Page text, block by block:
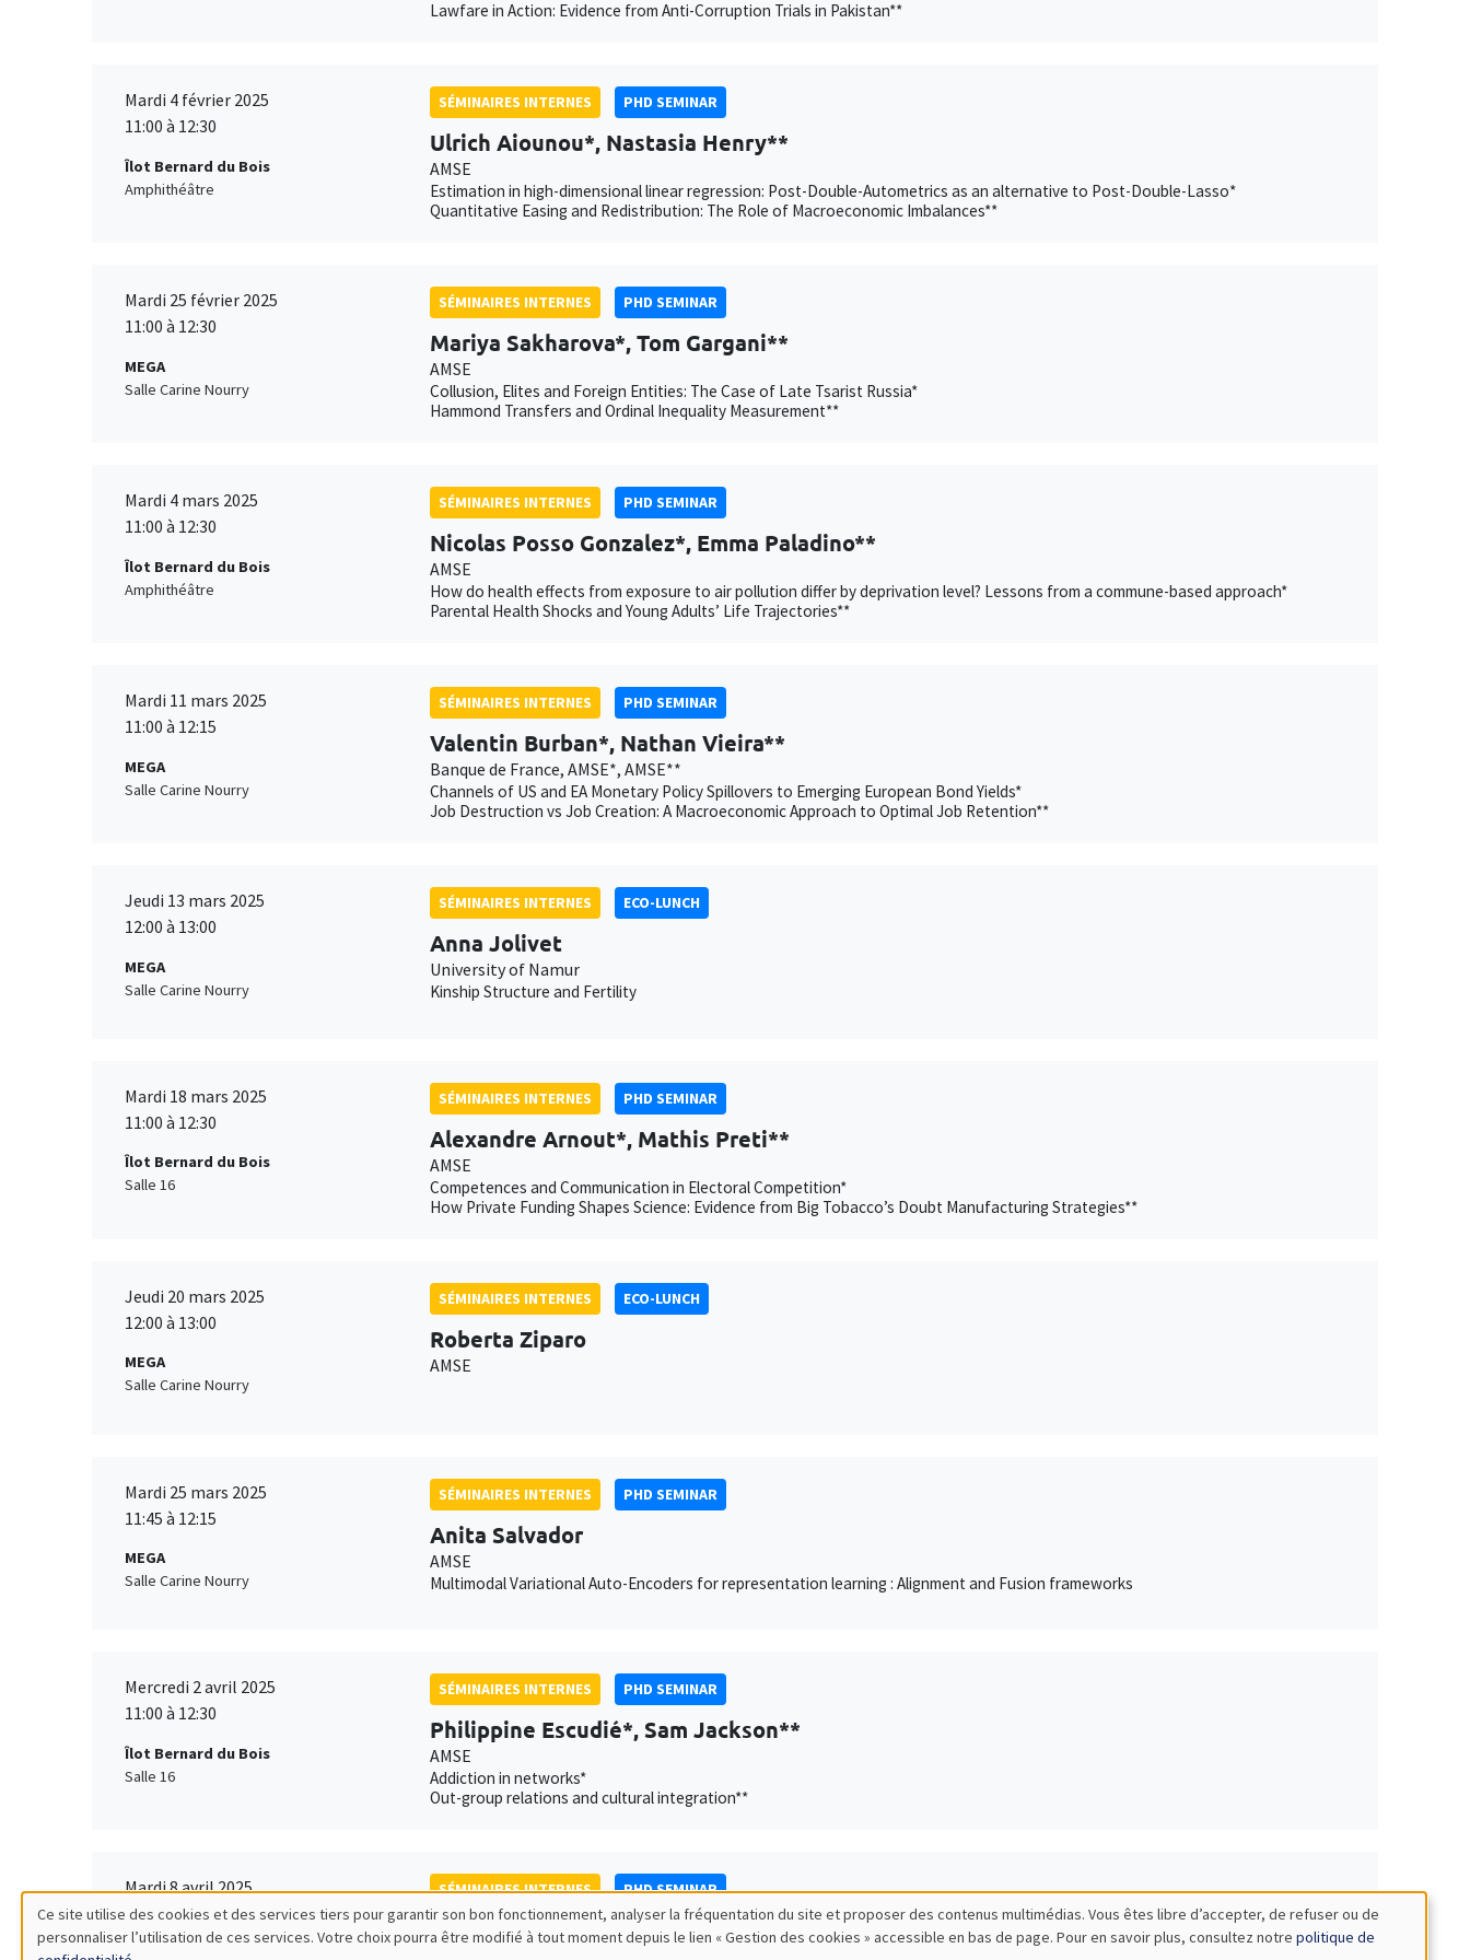
Lawfare in Action: Evidence from Anti-Corruption Trials in Pakistan**
Mardi 4 février 2025
11:00 à 12:30
Îlot Bernard du Bois
Amphithéâtre
SÉMINAIRES INTERNES PHD SEMINAR
Ulrich Aiounou*, Nastasia Henry**
AMSE
Estimation in high-dimensional linear regression: Post-Double-Autometrics as an alternative to Post-Double-Lasso*
Quantitative Easing and Redistribution: The Role of Macroeconomic Imbalances**
Mardi 25 février 2025
11:00 à 12:30
MEGA
Salle Carine Nourry
SÉMINAIRES INTERNES PHD SEMINAR
Mariya Sakharova*, Tom Gargani**
AMSE
Collusion, Elites and Foreign Entities: The Case of Late Tsarist Russia*
Hammond Transfers and Ordinal Inequality Measurement**
Mardi 4 mars 2025
11:00 à 12:30
Îlot Bernard du Bois
Amphithéâtre
SÉMINAIRES INTERNES PHD SEMINAR
Nicolas Posso Gonzalez*, Emma Paladino**
AMSE
How do health effects from exposure to air pollution differ by deprivation level? Lessons from a commune-based approach*
Parental Health Shocks and Young Adults’ Life Trajectories**
Mardi 11 mars 2025
11:00 à 12:15
MEGA
Salle Carine Nourry
SÉMINAIRES INTERNES PHD SEMINAR
Valentin Burban*, Nathan Vieira**
Banque de France, AMSE*, AMSE**
Channels of US and EA Monetary Policy Spillovers to Emerging European Bond Yields*
Job Destruction vs Job Creation: A Macroeconomic Approach to Optimal Job Retention**
Jeudi 13 mars 2025
12:00 à 13:00
MEGA
Salle Carine Nourry
SÉMINAIRES INTERNES ECO-LUNCH
Anna Jolivet
University of Namur
Kinship Structure and Fertility
Mardi 18 mars 2025
11:00 à 12:30
Îlot Bernard du Bois
Salle 16
SÉMINAIRES INTERNES PHD SEMINAR
Alexandre Arnout*, Mathis Preti**
AMSE
Competences and Communication in Electoral Competition*
How Private Funding Shapes Science: Evidence from Big Tobacco’s Doubt Manufacturing Strategies**
Jeudi 20 mars 2025
12:00 à 13:00
MEGA
Salle Carine Nourry
SÉMINAIRES INTERNES ECO-LUNCH
Roberta Ziparo
AMSE
Mardi 25 mars 2025
11:45 à 12:15
MEGA
Salle Carine Nourry
SÉMINAIRES INTERNES PHD SEMINAR
Anita Salvador
AMSE
Multimodal Variational Auto-Encoders for representation learning : Alignment and Fusion frameworks
Mercredi 2 avril 2025
11:00 à 12:30
Îlot Bernard du Bois
Salle 16
SÉMINAIRES INTERNES PHD SEMINAR
Philippine Escudié*, Sam Jackson**
AMSE
Addiction in networks*
Out-group relations and cultural integration**
Mardi 8 avril 2025
11:00 à 12:30
Îlot Bernard du Bois
SÉMINAIRES INTERNES PHD SEMINAR
Mathilde Esposito*, Johannes Schrön**
Ce site utilise des cookies et des services tiers pour garantir son bon fonctionnement, analyser la fréquentation du site et proposer des contenus multimédias. Vous êtes libre d’accepter, de refuser ou de
personnaliser l’utilisation de ces services. Votre choix pourra être modifié à tout moment depuis le lien « Gestion des cookies » accessible en bas de page. Pour en savoir plus, consultez notre politique de